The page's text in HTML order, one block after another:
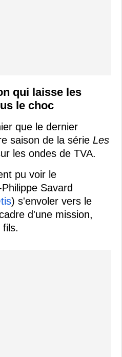
qui laisse les
le choc
que le dernier
saison de la série Les
les ondes de TVA.
pu voir le
Savard
) s'envoler vers le
d'une mission,
fils.